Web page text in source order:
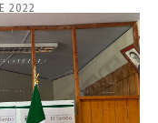
2022